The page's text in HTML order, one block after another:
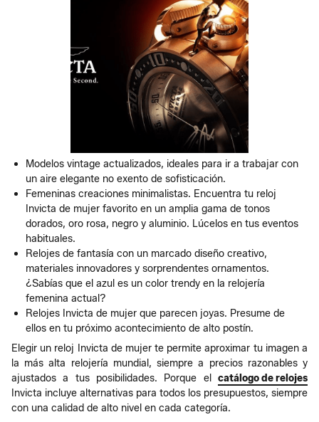
Modelos vintage actualizados, ideales para ir a trabajar con
un aire elegante no exento de sofisticación.
Femeninas creaciones minimalistas. Encuentra tu reloj
Invicta de mujer favorito en un amplia gama de tonos
dorados, oro rosa, negro y aluminio. Lúcelos en tus eventos
habituales.
Relojes de fantasía con un marcado diseño creativo,
materiales innovadores y sorprendentes ornamentos.
¿Sabías que el azul es un color trendy en la relojería
femenina actual?
Relojes Invicta de mujer que parecen joyas. Presume de
ellos en tu próximo acontecimiento de alto postín.
Elegir un reloj Invicta de mujer te permite aproximar tu imagen a
la más alta relojería mundial, siempre a precios razonables y
ajustados a tus posibilidades. Porque el catálogo de relojes
Invicta incluye alternativas para todos los presupuestos, siempre
con una calidad de alto nivel en cada categoría.